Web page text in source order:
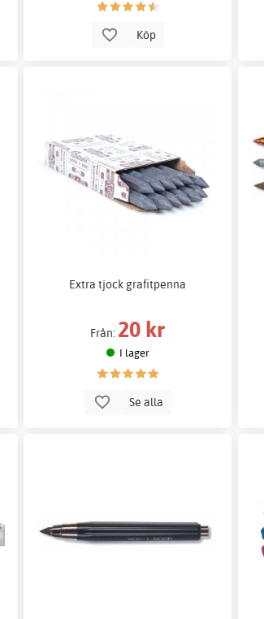
Köp
Extra tjock grafitpenna
Från: 20 kr
I lager
Se alla